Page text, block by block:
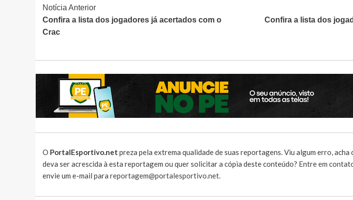
Continue
Lendo
Notícia Anterior
Confira a lista dos jogadores já acertados com o
Crac
Confira a lista dos
O PortalEsportivo.net preza pela extrema qualidade de suas reportagens. Viu algum erro, acha
deva ser acrescida à esta reportagem ou quer solicitar a cópia deste conteúdo? Entre em
envie um e-mail para reportagem@portalesportivo.net.